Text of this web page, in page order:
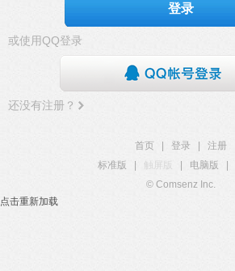
登录
或使用QQ登录
还没有注册？
首页 登录
注册
标准版
触屏版 电脑版
© Comsenz Inc.
点击重新加载